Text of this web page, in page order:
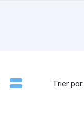
Trier par: